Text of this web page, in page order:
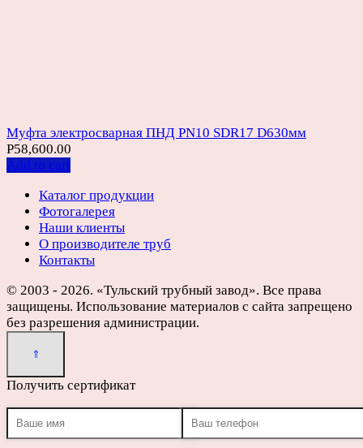
Муфта электросварная ПНД PN10 SDR17 D630мм
Р58,600.00
Add to cart
Каталог продукции
Фотогалерея
Наши клиенты
О производителе труб
Контакты
© 2003 - 2026. «Тульский трубный завод». Все права
защищены. Использование материалов с сайта запрещено
без разрешения администрации.
Получить сертификат